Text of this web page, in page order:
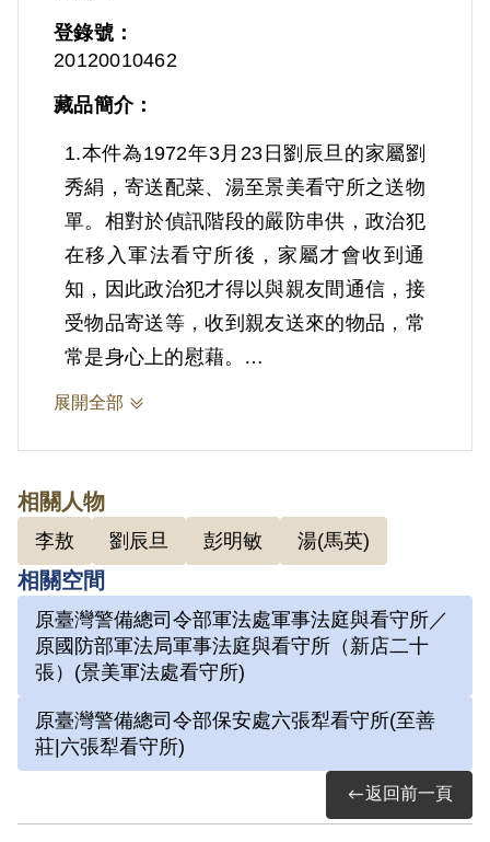
登錄號：
20120010462
藏品簡介：
1.本件為1972年3月23日劉辰旦的家屬劉
秀絹，寄送配菜、湯至景美看守所之送物
單。相對於偵訊階段的嚴防串供，政治犯
在移入軍法看守所後，家屬才會收到通
知，因此政治犯才得以與親友間通信，接
受物品寄送等，收到親友送來的物品，常
常是身心上的慰藉。
因涉「彭明敏案」、「臺南美國新聞處爆
炸案」、「李敖案」被捕，時任水泥公司
屏東營業所管理員；被捕後拘禁於警備總
司令部保安總處地下室及六張犁看守所進
行偵訊長達近一年。1972年移送景美軍
法處看守所，判決結果處以15年有期徒
刑。服刑期間因美術老師婉拒函授，決意
板為桌，開始獄中書畫生涯。獄中囚禁於
六號牢房，在狹小的方形牢獄中，房內六
個面構築出一塊個人場域，乃自稱「六大
山人」。1975年經上訴及國際特赦組織
展開全部
相關人物
李敖 劉辰旦 彭明敏 湯(馬英)
相關空間
原臺灣警備總司令部軍法處軍事法庭與看守所／
原國防部軍法局軍事法庭與看守所（新店二十
張）(景美軍法處看守所)
原臺灣警備總司令部保安處六張犁看守所(至善
莊|六張犁看守所)
返回前一頁